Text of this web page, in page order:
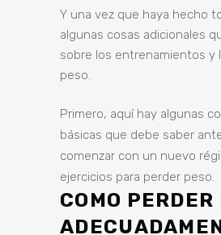
Y una vez que haya hecho
algunas cosas adicionales
sobre los entrenamientos y
peso.
Primero, aquí hay algunas
básicas que debe saber
comenzar con un nuevo
ejercicios para perder peso.
COMO PERDER